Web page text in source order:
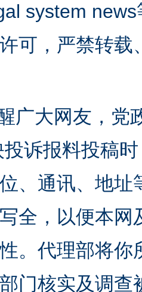
system
可，严禁转
广大网友，党
诉报料投稿
、通讯、地
全，以便本
。代理部将
门核实及调